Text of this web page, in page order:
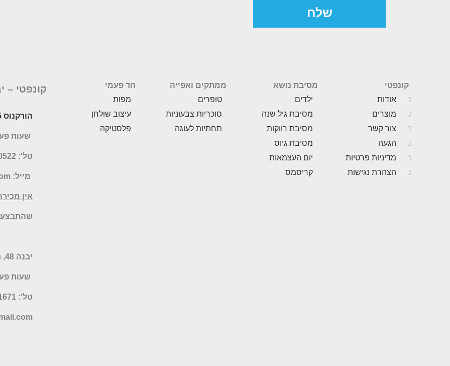
שלח
קונפטי
אודות
מוצרים
צור קשר
הגעה
מדיניות פרטיות
הצהרת נגישות
מסיבת נושא
ילדים
מסיבת גיל שנה
מסיבת רווקות
מסיבת גיוס
יום העצמאות
קריסמס
ממתקים ואפייה
טופרים
סוכריות צבעוניות
תחתיות לעוגה
חד פעמי
מפות
עיצוב שולחן
פלסטיקה
קונפטי –
הורקנוס 5, לוד
שעות
טל': 077-5070522
מייל:
אין
יבנה 48, רמת השרון – חנות היבואן
שעות פעילות: א-ה
טל': 052-9041671 או 077-6735055